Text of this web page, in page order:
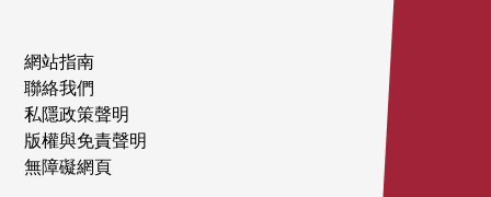
網站指南
聯絡我們
私隱政策聲明
版權與免責聲明
無障礙網頁